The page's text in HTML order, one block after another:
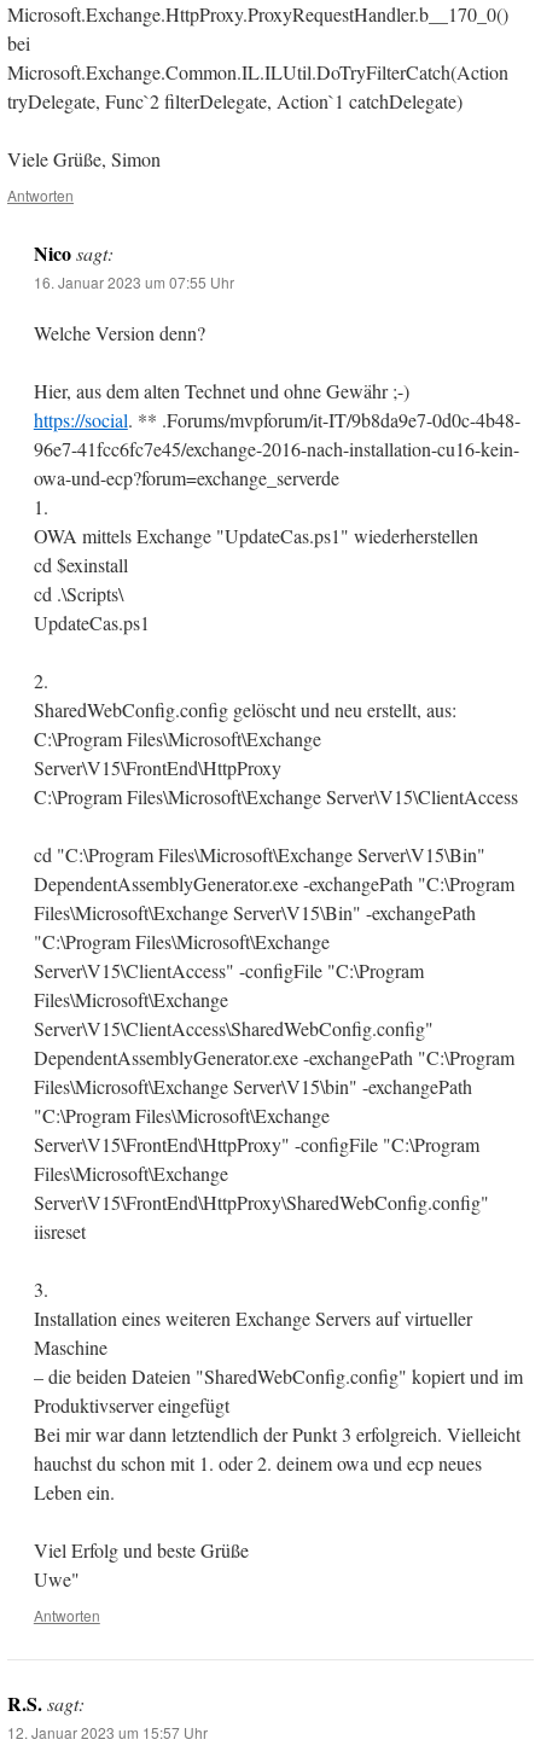
Microsoft.Exchange.HttpProxy.ProxyRequestHandler.b__170_0()
bei
Microsoft.Exchange.Common.IL.ILUtil.DoTryFilterCatch(Action
tryDelegate, Func`2 filterDelegate, Action`1 catchDelegate)
Viele Grüße, Simon
Antworten
Nico sagt:
16. Januar 2023 um 07:55 Uhr
Welche Version denn?
Hier, aus dem alten Technet und ohne Gewähr ;-)
https://social. ** .Forums/mvpforum/it-IT/9b8da9e7-0d0c-4b48-
96e7-41fcc6fc7e45/exchange-2016-nach-installation-cu16-kein-
owa-und-ecp?forum=exchange_serverde
1.
OWA mittels Exchange "UpdateCas.ps1" wiederherstellen
cd $exinstall
cd .\Scripts\
UpdateCas.ps1
2.
SharedWebConfig.config gelöscht und neu erstellt, aus:
C:\Program Files\Microsoft\Exchange
Server\V15\FrontEnd\HttpProxy
C:\Program Files\Microsoft\Exchange Server\V15\ClientAccess
cd "C:\Program Files\Microsoft\Exchange Server\V15\Bin"
DependentAssemblyGenerator.exe -exchangePath "C:\Program
Files\Microsoft\Exchange Server\V15\Bin" -exchangePath
"C:\Program Files\Microsoft\Exchange
Server\V15\ClientAccess" -configFile "C:\Program
Files\Microsoft\Exchange
Server\V15\ClientAccess\SharedWebConfig.config"
DependentAssemblyGenerator.exe -exchangePath "C:\Program
Files\Microsoft\Exchange Server\V15\bin" -exchangePath
"C:\Program Files\Microsoft\Exchange
Server\V15\FrontEnd\HttpProxy" -configFile "C:\Program
Files\Microsoft\Exchange
Server\V15\FrontEnd\HttpProxy\SharedWebConfig.config"
iisreset
3.
Installation eines weiteren Exchange Servers auf virtueller
Maschine
– die beiden Dateien "SharedWebConfig.config" kopiert und im
Produktivserver eingefügt
Bei mir war dann letztendlich der Punkt 3 erfolgreich. Vielleicht
hauchst du schon mit 1. oder 2. deinem owa und ecp neues
Leben ein.
Viel Erfolg und beste Grüße
Uwe"
Antworten
R.S.sagt:
12. Januar 2023 um 15:57 Uhr